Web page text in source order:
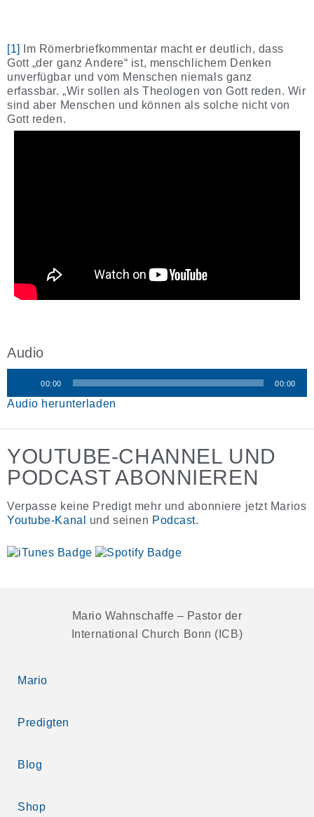
[1]
Im Römerbriefkommentar macht er deutlich, dass
Gott „der ganz Andere“ ist, menschlichem Denken
unverfügbar und vom Menschen niemals ganz
erfassbar. „Wir sollen als Theologen von Gott reden. Wir
sind aber Menschen und können als solche nicht von
Gott reden.
Audio
Audio-
00:00 00:00
Audio herunterladen
YOUTUBE-CHANNEL UND
PODCAST ABONNIEREN
Verpasse keine Predigt mehr und abonniere jetzt Marios
Youtube-Kanal
und seinen Podcast.
Mario Wahnschaffe – Pastor der
International Church Bonn (ICB)
Mario
Predigten
Blog
Shop